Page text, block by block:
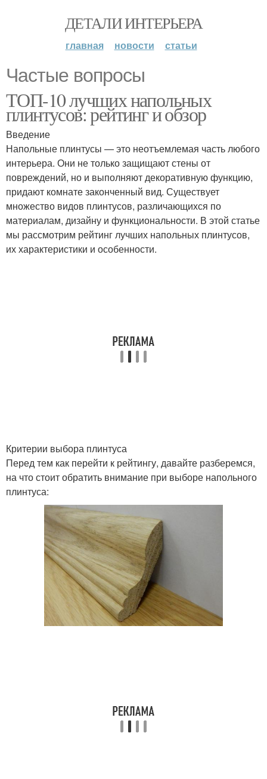
ДЕТАЛИ ИНТЕРЬЕРА
главная новости статьи
Частые вопросы
ТОП-10 лучших напольных
плинтусов: рейтинг и обзор
Введение
Напольные плинтусы — это неотъемлемая часть любого
интерьера. Они не только защищают стены от
повреждений, но и выполняют декоративную функцию,
придают комнате законченный вид. Существует
множество видов плинтусов, различающихся по
материалам, дизайну и функциональности. В этой статье
мы рассмотрим рейтинг лучших напольных плинтусов,
их характеристики и особенности.
Критерии выбора плинтуса
Перед тем как перейти к рейтингу, давайте разберемся,
на что стоит обратить внимание при выборе напольного
плинтуса: